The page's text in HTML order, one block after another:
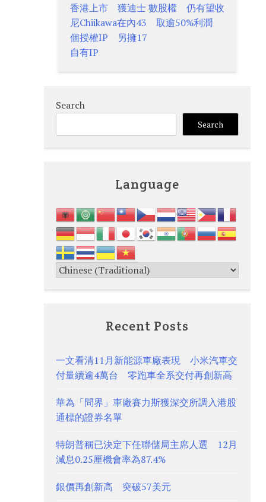
navigation
香港上市 獲迪士
尼Chiikawa在內43
個授權IP 另擁17
自有IP
數股權 仍有望收
取逾50%利潤
Search
Search
Language
Recent Posts
一文看清11月新能源車廠表現 小米汽車交
付量續逾4萬台 零跑車全系交付再創新高
華為「問界」車廠賽力斯獲深交所調入港股
通標的證券名單
特朗普稱已決定下任聯儲局主席人選 12月
減息0.25厘機會率為87.4%
銀價再創新高 突破57美元